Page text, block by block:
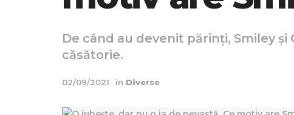
De când au devenit părinți, Smiley
căsătorie.
02/09/2021 in Diverse